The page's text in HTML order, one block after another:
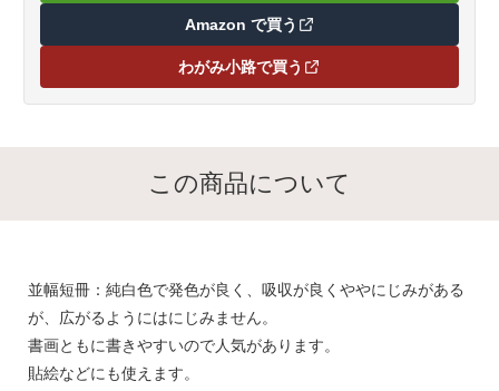
Amazon で買う（新しいタブで開きます）
わがみ小路で買う（新しいタブで開きます）
この商品について
並幅短冊：純白色で発色が良く、吸収が良くややにじみがある
が、広がるようにはにじみません。
書画ともに書きやすいので人気があります。
貼絵などにも使えます。